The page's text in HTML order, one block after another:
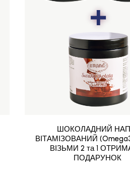
ШОКОЛАДНИЙ
ВІТАМІЗОВАНИЙ
ВІЗЬМИ 2 та 1
ПОДАРУНОК